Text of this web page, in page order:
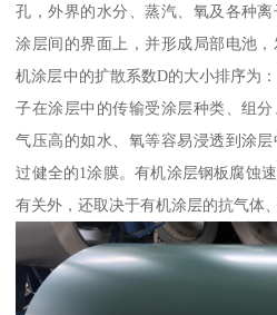
孔，外界的水分、蒸汽、氧及各种
涂层间的界面上，并形成局部电池
机涂层中的扩散系数D的大小排序为
子在涂层中的传输受涂层种类、组
气压高的如水、氧等容易浸透到涂
过健全的1涂膜。有机涂层钢板腐蚀
有关外，还取决于有机涂层的抗气体